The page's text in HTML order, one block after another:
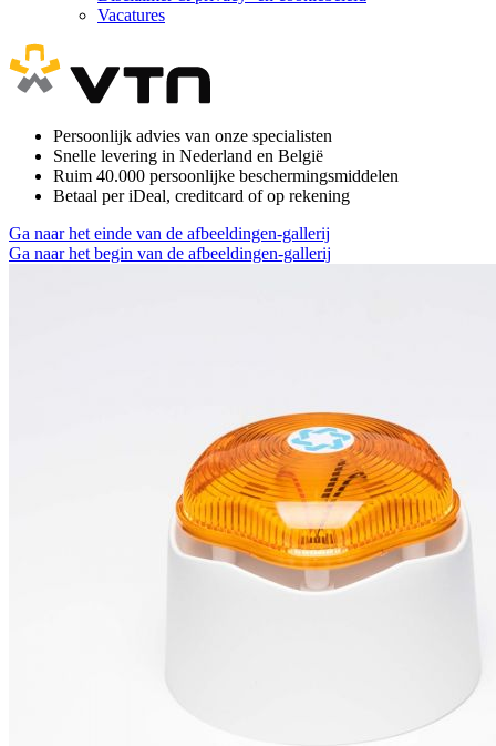
Vacatures
Persoonlijk advies van onze specialisten
Snelle levering in Nederland en België
Ruim 40.000 persoonlijke beschermingsmiddelen
Betaal per iDeal, creditcard of op rekening
Ga naar het einde van de afbeeldingen-gallerij
Ga naar het begin van de afbeeldingen-gallerij